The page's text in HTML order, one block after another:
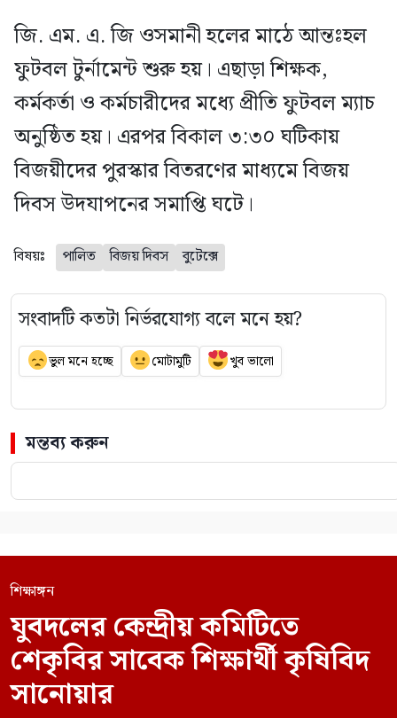
জি. এম. এ. জি ওসমানী হলের মাঠে আন্তঃহল
ফুটবল টুর্নামেন্ট শুরু হয়। এছাড়া শিক্ষক,
কর্মকর্তা ও কর্মচারীদের মধ্যে প্রীতি ফুটবল ম্যাচ
অনুষ্ঠিত হয়। এরপর বিকাল ৩:৩০ ঘটিকায়
বিজয়ীদের পুরস্কার বিতরণের মাধ্যমে বিজয়
দিবস উদযাপনের সমাপ্তি ঘটে।
বিষয়ঃ পালিত বিজয় দিবস বুটেক্সে
সংবাদটি কতটা নির্ভরযোগ্য বলে মনে হয়?
ভুল মনে হচ্ছে মোটামুটি খুব ভালো
মন্তব্য করুন
শিক্ষাঙ্গন
যুবদলের কেন্দ্রীয় কমিটিতে
শেকৃবির সাবেক শিক্ষার্থী কৃষিবিদ
সানোয়ার